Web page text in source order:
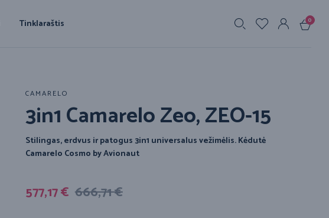
Tinklaraštis 0
CAMARELO
3in1 Camarelo Zeo, ZEO-15
Stilingas, erdvus ir patogus 3in1 universalus vežimėlis.Kėdutė
Camarelo Cosmo by Avionaut
666,71€
577,17€